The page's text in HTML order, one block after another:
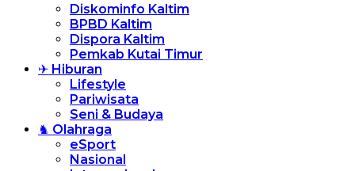
Diskominfo Kaltim
BPBD Kaltim
Dispora Kaltim
Pemkab Kutai Timur
✈ Hiburan
Lifestyle
Pariwisata
Seni & Budaya
♞ Olahraga
eSport
Nasional